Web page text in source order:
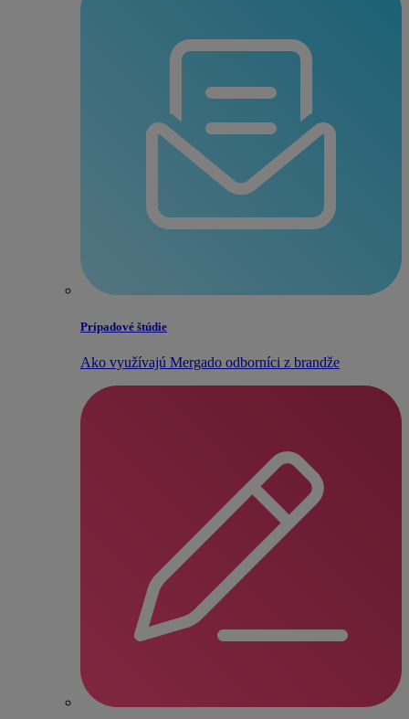
Prípadové štúdie
Ako využívajú Mergado odborníci z brandže